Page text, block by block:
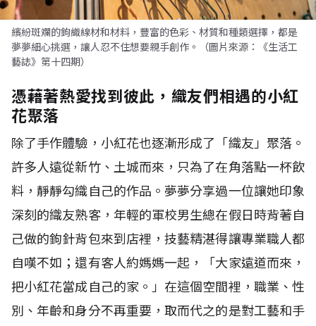
繽紛斑斕的鉤織線材和材料，豐富的色彩、材質和種類選擇，都是
夢夢細心挑選，讓人忍不住想要親手創作。（圖片來源：《生活工
藝誌》第十四期）
憑藉著熱愛找到彼此，織友們相遇的小紅
花聚落
除了手作體驗，小紅花也逐漸形成了「織友」聚落。
許多人遠從新竹、土城而來，只為了在角落點一杯飲
料，靜靜勾織自己的作品。夢夢分享過一位讓她印象
深刻的織友熟客，年輕的軍校男生總在假日時背著自
己做的鉤針背包來到店裡，技藝精湛得讓專業職人都
自嘆不如；還有客人約媽媽一起，「大家遠道而來，
把小紅花當成自己的家。」在這個空間裡，職業、性
別、年齡和身分不再重要，取而代之的是對工藝和手